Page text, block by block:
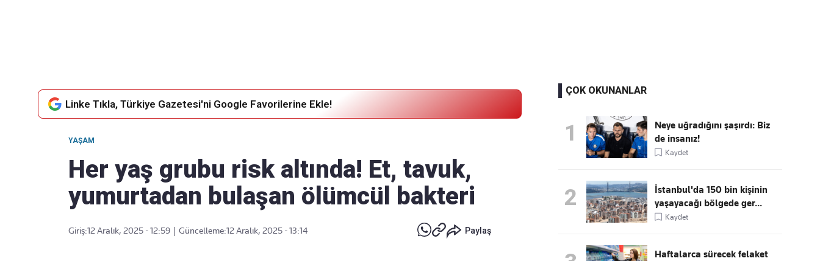
Linke Tıkla, Türkiye Gazetesi'ni Google Favorilerine Ekle!
YAŞAM
Her yaş grubu risk altında! Et, tavuk,
yumurtadan bulaşan ölümcül bakteri
Giriş:12 Aralık, 2025 - 12:59 Güncelleme:12 Aralık, 2025 - 13:14 Paylaş
ÇOK OKUNANLAR
1
Neye uğradığını şaşırdı: Biz
de insanız!
Kaydet
2
İstanbul'da 150 bin kişinin
yaşayacağı bölgede ger...
Kaydet
Haftalarca sürecek felaket